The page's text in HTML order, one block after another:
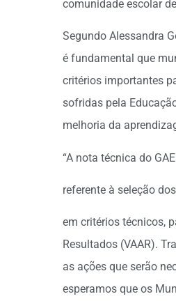
comunidade escolar
Segundo Alessandra
é fundamental que
critérios importantes
sofridas pela
melhoria da
“A nota técnica do
referente à seleção
em critérios técnicos,
Resultados (VAAR).
as ações que serão
esperamos que os